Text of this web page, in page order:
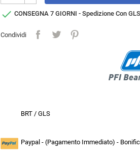
 CONSEGNA 7 GIORNI - Spedizione Con GLS
Condividi
BRT / GLS
Paypal - (Pagamento Immediato) -